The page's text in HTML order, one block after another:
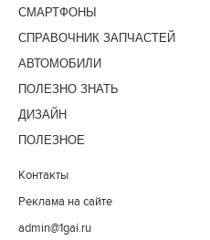
СМАРТФОНЫ
СПРАВОЧНИК ЗАПЧАСТЕЙ
АВТОМОБИЛИ
ПОЛЕЗНО ЗНАТЬ
ДИЗАЙН
ПОЛЕЗНОЕ
Контакты
Реклама на сайте
admin@1gai.ru